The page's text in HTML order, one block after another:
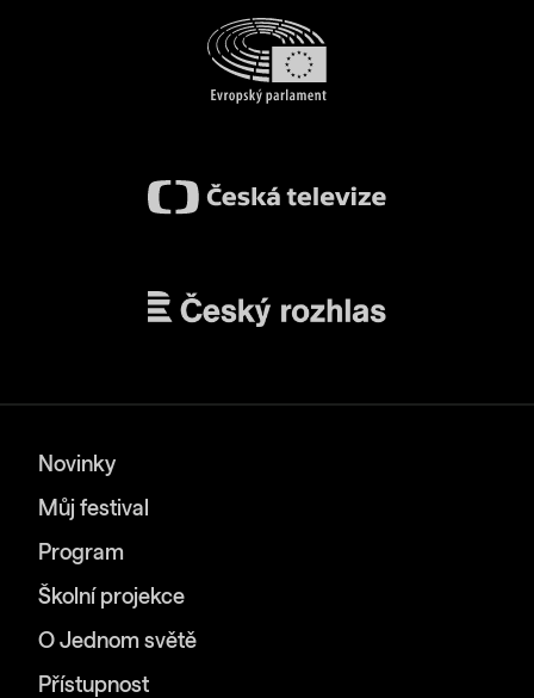
Novinky
Můj festival
Program
Školní projekce
O Jednom světě
Přístupnost